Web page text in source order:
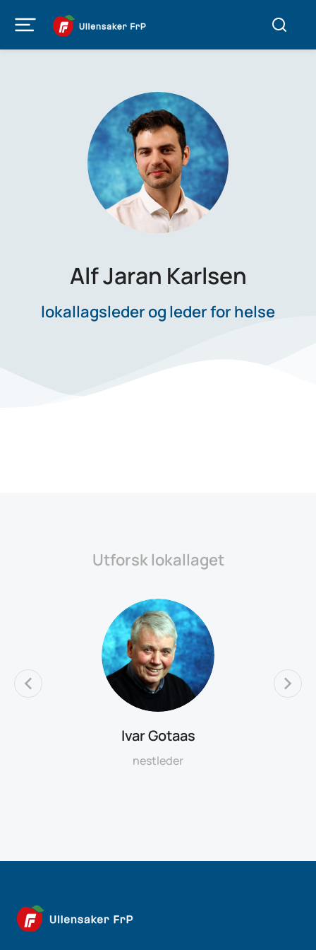
Alf Jaran Karlsen
lokallagsleder og leder for helse
Utforsk lokallaget
Ivar Gotaas
nestleder